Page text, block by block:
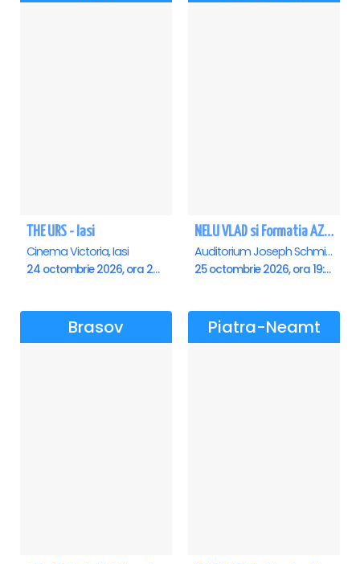
THE URS - Iasi
Cinema Victoria, Iasi
24 octombrie 2026, ora 20:00
NELU VLAD si Formatia AZUR - Turneu Aniversar 50 de ani - Suceava
Auditorium Joseph Schmidt - Universitatea Stefan Cel Mare, Suceava
25 octombrie 2026, ora 19:30
Brasov Piatra-Neamt